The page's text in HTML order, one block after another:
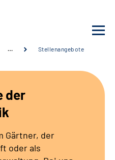
… Stellenangebote
der
Gärtner, der
oder als